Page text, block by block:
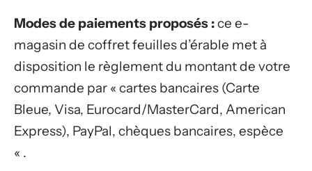
Modes de paiements proposés :ce e-
magasin de coffret feuilles d’érable met à
disposition le règlement du montant de votre
commande par « cartes bancaires (Carte
Bleue, Visa, Eurocard/MasterCard, American
Express), PayPal, chèques bancaires, espèce
« .